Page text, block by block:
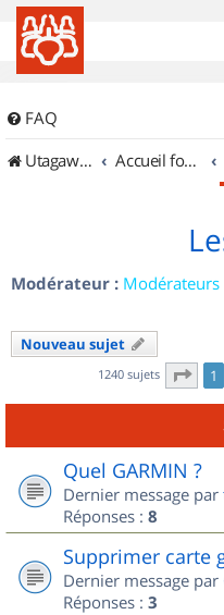
FAQ
UtagawaVTT (Randos VTT et VTTAE avec traces GPS)
Accueil forum
Modérateur :
Nouveau sujet
1240 sujets Page
1
Quel GARMIN ?
Dernier message par
Réponses : 8
Supprimer carte
Dernier message par
Réponses : 3